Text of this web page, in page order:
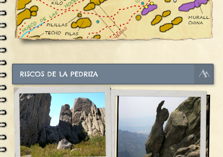
RISCOS DE LA PEDRIZA